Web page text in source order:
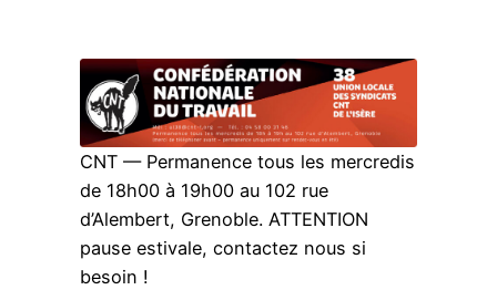
CNT — Permanence tous les mercredis
de 18h00 à 19h00 au 102 rue
d’Alembert, Grenoble. ATTENTION
pause estivale, contactez nous si
besoin !